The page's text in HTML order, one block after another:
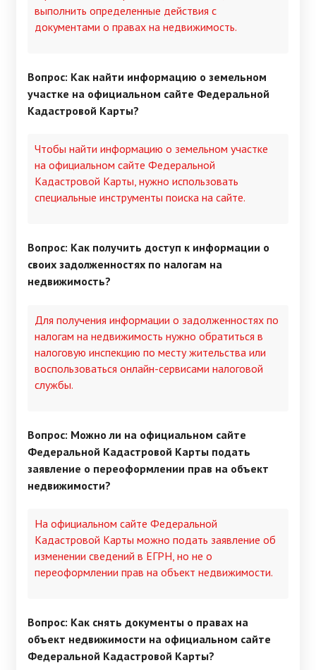
выполнить определенные действия с
документами о правах на недвижимость.
Вопрос: Как найти информацию о земельном
участке на официальном сайте Федеральной
Кадастровой Карты?
Чтобы найти информацию о земельном участке
на официальном сайте Федеральной
Кадастровой Карты, нужно использовать
специальные инструменты поиска на сайте.
Вопрос: Как получить доступ к информации о
своих задолженностях по налогам на
недвижимость?
Для получения информации о задолженностях по
налогам на недвижимость нужно обратиться в
налоговую инспекцию по месту жительства или
воспользоваться онлайн-сервисами налоговой
службы.
Вопрос: Можно ли на официальном сайте
Федеральной Кадастровой Карты подать
заявление о переоформлении прав на объект
недвижимости?
На официальном сайте Федеральной
Кадастровой Карты можно подать заявление об
изменении сведений в ЕГРН, но не о
переоформлении прав на объект недвижимости.
Вопрос: Как снять документы о правах на
объект недвижимости на официальном сайте
Федеральной Кадастровой Карты?